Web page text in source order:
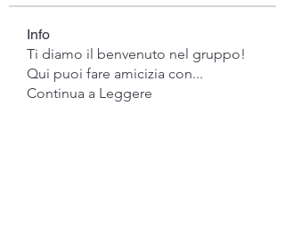
Info
Ti diamo il benvenuto nel gruppo!
Qui puoi fare amicizia con...
Continua a Leggere